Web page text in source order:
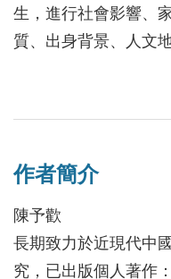
生，進行社會影響、
質、出身背景、人文
校任官、成長概貌、
以及各項專題論述，
呈現黃埔第一期生的
中國共產黨及現代中
作者簡介
陳予歡
長期致力於近現代中
究，已出版個人著作